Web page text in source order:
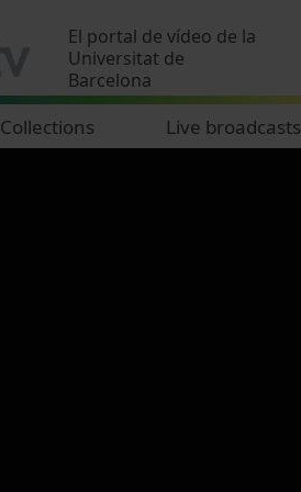
El portal de vídeo de la
Universitat de
Barcelona
Collections Live broadcasts